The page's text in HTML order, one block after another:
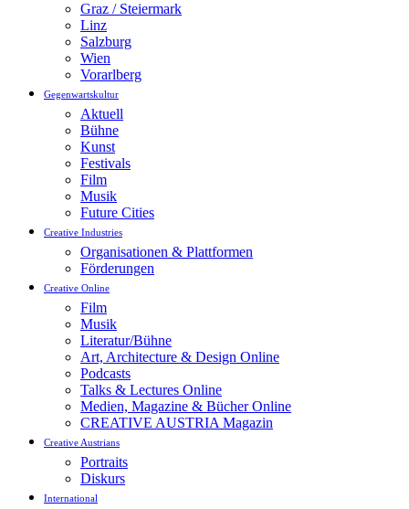
Graz / Steiermark
Linz
Salzburg
Wien
Vorarlberg
Gegenwartskultur
Aktuell
Bühne
Kunst
Festivals
Film
Musik
Future Cities
Creative Industries
Organisationen & Plattformen
Förderungen
Creative Online
Film
Musik
Literatur/Bühne
Art, Architecture & Design Online
Podcasts
Talks & Lectures Online
Medien, Magazine & Bücher Online
CREATIVE AUSTRIA Magazin
Creative Austrians
Portraits
Diskurs
International